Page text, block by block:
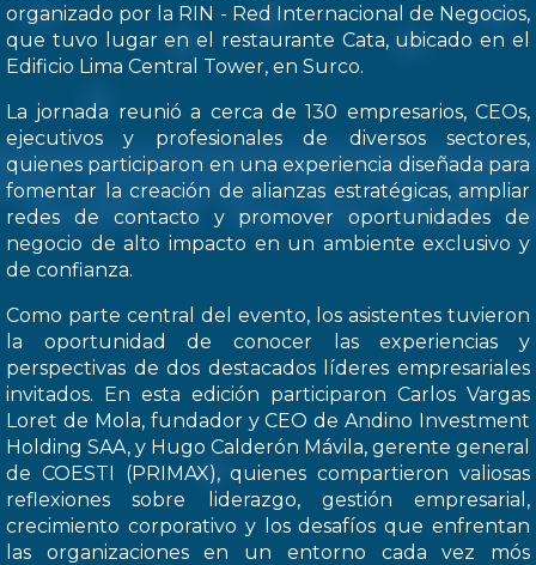
organizado por la RIN - Red Internacional de Negocios,
que tuvo lugar en el restaurante Cata, ubicado en el
Edificio Lima Central Tower, en Surco.
La jornada reunió a cerca de 130 empresarios, CEOs,
ejecutivos y profesionales de diversos sectores,
quienes participaron en una experiencia diseñada para
fomentar la creación de alianzas estratégicas, ampliar
redes de contacto y promover oportunidades de
negocio de alto impacto en un ambiente exclusivo y
de confianza.
Como parte central del evento, los asistentes tuvieron
la oportunidad de conocer las experiencias y
perspectivas de dos destacados líderes empresariales
invitados. En esta edición participaron Carlos Vargas
Loret de Mola, fundador y CEO de Andino Investment
Holding SAA, y Hugo Calderón Mávila, gerente general
de COESTI (PRIMAX), quienes compartieron valiosas
reflexiones sobre liderazgo, gestión empresarial,
crecimiento corporativo y los desafíos que enfrentan
las organizaciones en un entorno cada vez mós